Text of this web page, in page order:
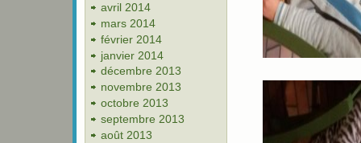
avril 2014
mars 2014
février 2014
janvier 2014
décembre 2013
novembre 2013
octobre 2013
septembre 2013
août 2013